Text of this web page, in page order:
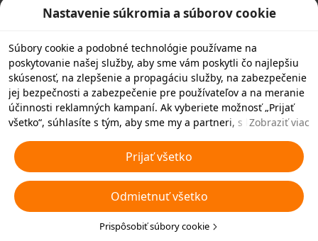
Nastavenie súkromia a súborov cookie
Súbory cookie a podobné technológie používame na
poskytovanie našej služby, aby sme vám poskytli čo najlepšiu
skúsenosť, na zlepšenie a propagáciu služby, na zabezpečenie
jej bezpečnosti a zabezpečenie pre používateľov a na meranie
účinnosti reklamných kampaní. Ak vyberiete možnosť „Prijať
všetko“, súhlasíte s tým, aby sme my a partneri, s ktorými
technológie vo vašom zariadení na reklamné účely. Môžete tiež
zvoliť možnosť „Odmietnuť všetky“ nedôležité súbory cookie
alebo vybrať, ktoré typy súborov cookie chcete prijať alebo
zakázať, kliknutím na tlačidlo „Prispôsobiť súbory cookie“ nižšie
alebo kedykoľvek v nastaveniach ochrany osobných údajov.
Viac informácií nájdete v našichPravidlách týkajúcich sa
Zobraziť viac
Prijať všetko
Odmietnuť všetko
Prispôsobiť súbory cookie